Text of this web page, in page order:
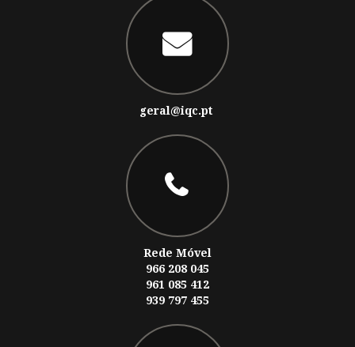
geral@iqc.pt
Rede Móvel
966 208 045
961 085 412
939 797 455